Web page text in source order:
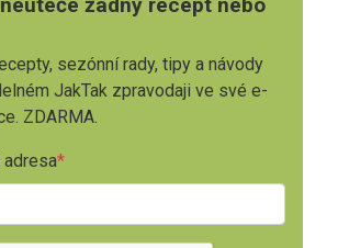
sezónní rady, tipy a návody
JakTak zpravodaji ve své e-
ZDARMA.
adresa